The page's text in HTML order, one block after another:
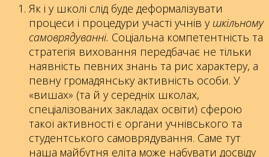
Як і у школі слід буде деформалізувати
процеси і процедури участі учнів у шкільному
самоврядуванні. Соціальна компетентність та
стратегія виховання передбачає не тільки
наявність певних знань та рис характеру, а
певну громадянську активність особи. У
«вишах» (та й у середніх школах,
спеціалізованих закладах освіти) сферою
такої активності є органи учнівського та
студентського самоврядування. Саме тут
наша майбутня еліта може набувати досвіду